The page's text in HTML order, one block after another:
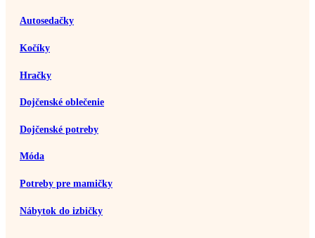
Autosedačky
Kočíky
Hračky
Dojčenské oblečenie
Dojčenské potreby
Móda
Potreby pre mamičky
Nábytok do izbičky